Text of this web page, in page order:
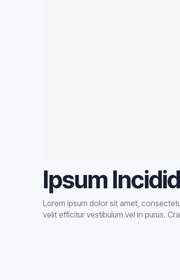
Ipsum
Lorem ipsum dolor sit amet,
velit efficitur vestibulum vel in purus.